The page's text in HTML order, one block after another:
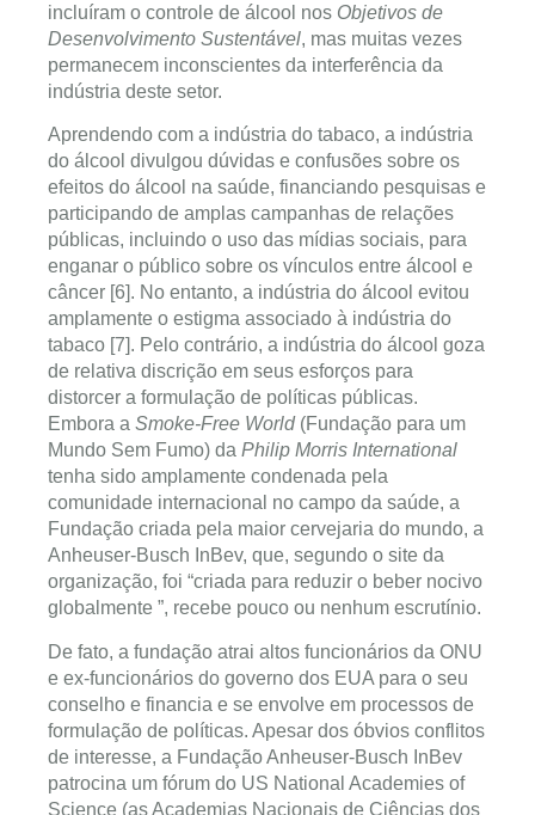
incluíram o controle de álcool nos Objetivos de
Desenvolvimento Sustentável, mas muitas vezes
permanecem inconscientes da interferência da
indústria deste setor.
Aprendendo com a indústria do tabaco, a indústria
do álcool divulgou dúvidas e confusões sobre os
efeitos do álcool na saúde, financiando pesquisas e
participando de amplas campanhas de relações
públicas, incluindo o uso das mídias sociais, para
enganar o público sobre os vínculos entre álcool e
câncer [6]. No entanto, a indústria do álcool evitou
amplamente o estigma associado à indústria do
tabaco [7]. Pelo contrário, a indústria do álcool goza
de relativa discrição em seus esforços para
distorcer a formulação de políticas públicas.
Embora a Smoke-Free World(Fundação para um
Mundo Sem Fumo) da Philip Morris International
tenha sido amplamente condenada pela
comunidade internacional no campo da saúde, a
Fundação criada pela maior cervejaria do mundo, a
Anheuser-Busch InBev, que, segundo o site da
organização, foi “criada para reduzir o beber nocivo
globalmente ”, recebe pouco ou nenhum escrutínio.
De fato, a fundação atrai altos funcionários da ONU
e ex-funcionários do governo dos EUA para o seu
conselho e financia e se envolve em processos de
formulação de políticas. Apesar dos óbvios conflitos
de interesse, a Fundação Anheuser-Busch InBev
patrocina um fórum do US National Academies of
Science (as Academias Nacionais de Ciências dos